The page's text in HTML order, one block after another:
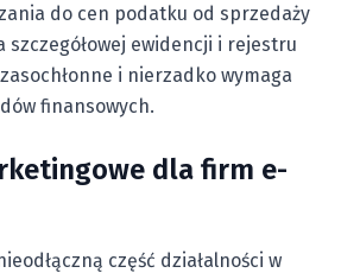
do cen podatku od sprzedaży
szczegółowej ewidencji i rejestru
i nierzadko wymaga
finansowych.
dla firm e-
część działalności w